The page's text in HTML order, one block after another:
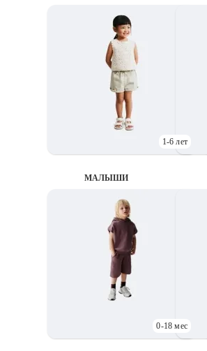
1-6 лет
МАЛЫШИ
0-18 мес